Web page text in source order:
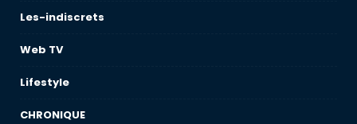
Les-indiscrets
Web TV
Lifestyle
CHRONIQUE